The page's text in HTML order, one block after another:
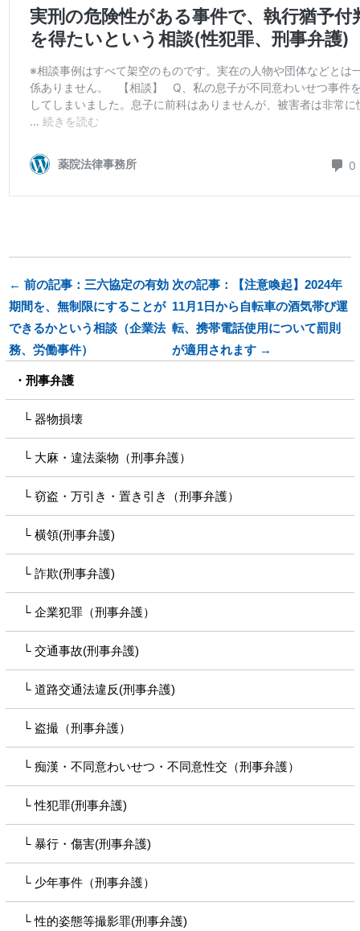
← 前の記事：三六協定の有効
期間を、無制限にすることが
できるかという相談（企業法
務、労働事件）
次の記事：【注意喚起】2024年
11月1日から自転車の酒気帯び運
転、携帯電話使用について罰則
が適用されます →
刑事弁護
器物損壊
大麻・違法薬物（刑事弁護）
窃盗・万引き・置き引き（刑事弁護）
横領(刑事弁護)
詐欺(刑事弁護)
企業犯罪（刑事弁護）
交通事故(刑事弁護)
道路交通法違反(刑事弁護)
盗撮（刑事弁護）
痴漢・不同意わいせつ・不同意性交（刑事弁護）
性犯罪(刑事弁護)
暴行・傷害(刑事弁護)
少年事件（刑事弁護）
性的姿態等撮影罪(刑事弁護)